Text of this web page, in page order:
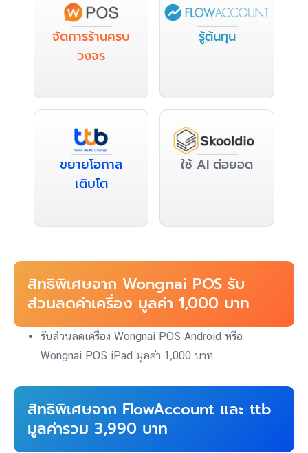
จัดการร้านครบ
วงจร
รู้ต้นทุน
ขยายโอกาส
เติบโต
ใช้ AI ต่อยอด
สิทธิพิเศษจาก Wongnai POS รับ
ส่วนลดค่าเครื่อง มูลค่า 1,000 บาท
รับส่วนลดเครื่อง Wongnai POS Android หรือ
Wongnai POS iPad มูลค่า 1,000 บาท
สิทธิพิเศษจาก FlowAccount และ ttb
มูลค่ารวม 3,990 บาท